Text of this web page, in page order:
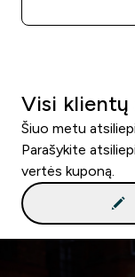
Visi klientų
Šiuo metu
Parašykite
vertės kuponą.